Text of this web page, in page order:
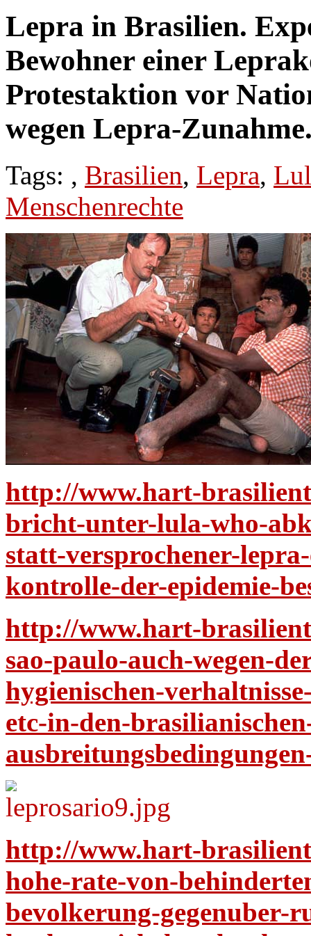
Lepra in Brasilien.
Bewohner einer
Protestaktion vor
wegen Lepra-
Tags: , Brasilien, Lepra,
Menschenrechte
http://www.hart-
bricht-unter-lula-who-
statt-versprochener-
kontrolle-der-epidemie-
http://www.hart-
sao-paulo-auch-wegen-
hygienischen-
etc-in-den-
http://www.hart-
hohe-rate-von-
bevolkerung-gegenuber-